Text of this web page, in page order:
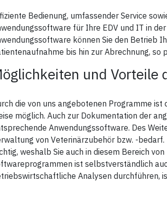
Bedienung, umfassender Service
für Ihre EDV und IT in
können Sie den Betrieb
bis hin zur Abrechnung,
und Vorteile
die von uns angebotenen Programme
möglich. Auch zur Dokumentation der
Anwendungssoftware. Des
von Veterinärzubehör bzw. -
weshalb Sie auch in diesem Bereich
ist selbstverständlich
Analysen durchführen,